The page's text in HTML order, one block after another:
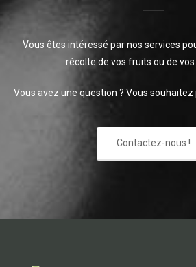
Vous êtes intéressé par nos services
récolte de vos fruits ou de
Vous avez une question ? Vous
Contactez-nous !